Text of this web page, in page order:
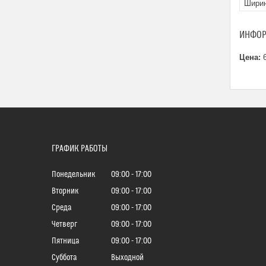
Цена:
ГРАФИК РАБОТЫ
Понедельник 09:00
17:00
Вторник
09:00
17:00
Среда
09:00
17:00
Четверг
09:00
17:00
Пятница
09:00
17:00
Суббота
Выходной